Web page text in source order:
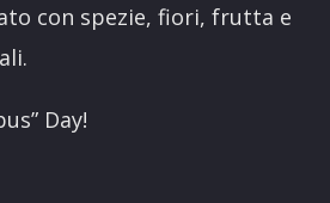
con spezie, fiori, frutta e
Day!